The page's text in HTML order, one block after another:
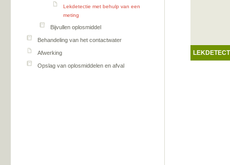
Lekdetectie met behulp van een
meting
Bijvullen oplosmiddel
Behandeling van het contactwater
Afwerking
Opslag van oplosmiddelen en afval